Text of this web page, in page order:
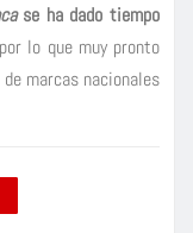
se ha dado tiempo
lo que muy pronto
marcas nacionales